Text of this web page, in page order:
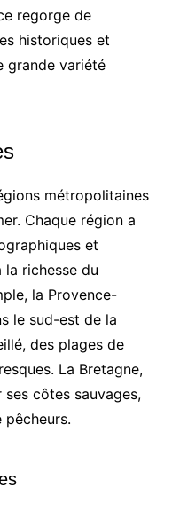
regorge de
historiques et
grande variété
métropolitaines
Chaque région a
et
richesse du
la Provence-
le sud-est de la
des plages de
La Bretagne,
côtes sauvages,
pêcheurs.